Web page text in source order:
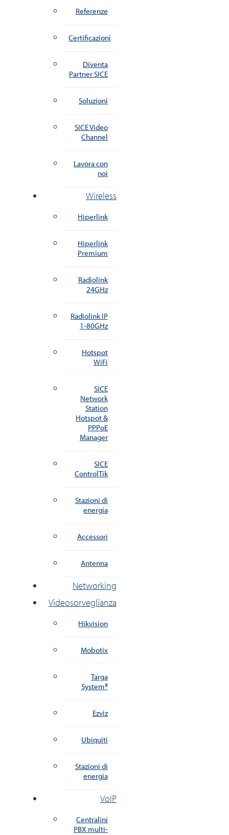
Referenze
Certificazioni
Diventa
Partner SICE
Soluzioni
SICE Video
Channel
Lavora con
noi
Wireless
Hiperlink
Hiperlink
Premium
Radiolink
24GHz
Radiolink IP
1-80GHz
Hotspot
WiFi
SICE
Network
Station
Hotspot &
PPPoE
Manager
SICE
ControlTik
Stazioni di
energia
Accessori
Antenna
Networking
Videosorveglianza
Hikvision
Mobotix
Targa
System®
Ezviz
Ubiquiti
Stazioni di
energia
VoIP
Centralini
PBX multi-